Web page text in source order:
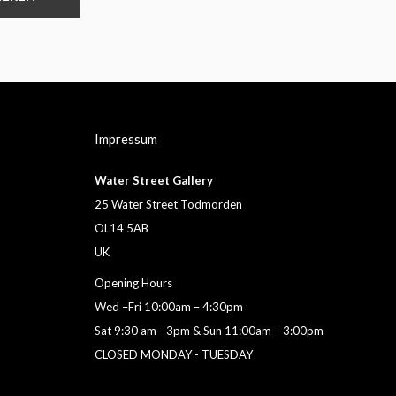
Impressum
Water Street Gallery
25 Water Street Todmorden
OL14 5AB
UK
Opening Hours
Wed –Fri 10:00am – 4:30pm
Sat 9:30 am - 3pm & Sun 11:00am – 3:00pm
CLOSED MONDAY - TUESDAY